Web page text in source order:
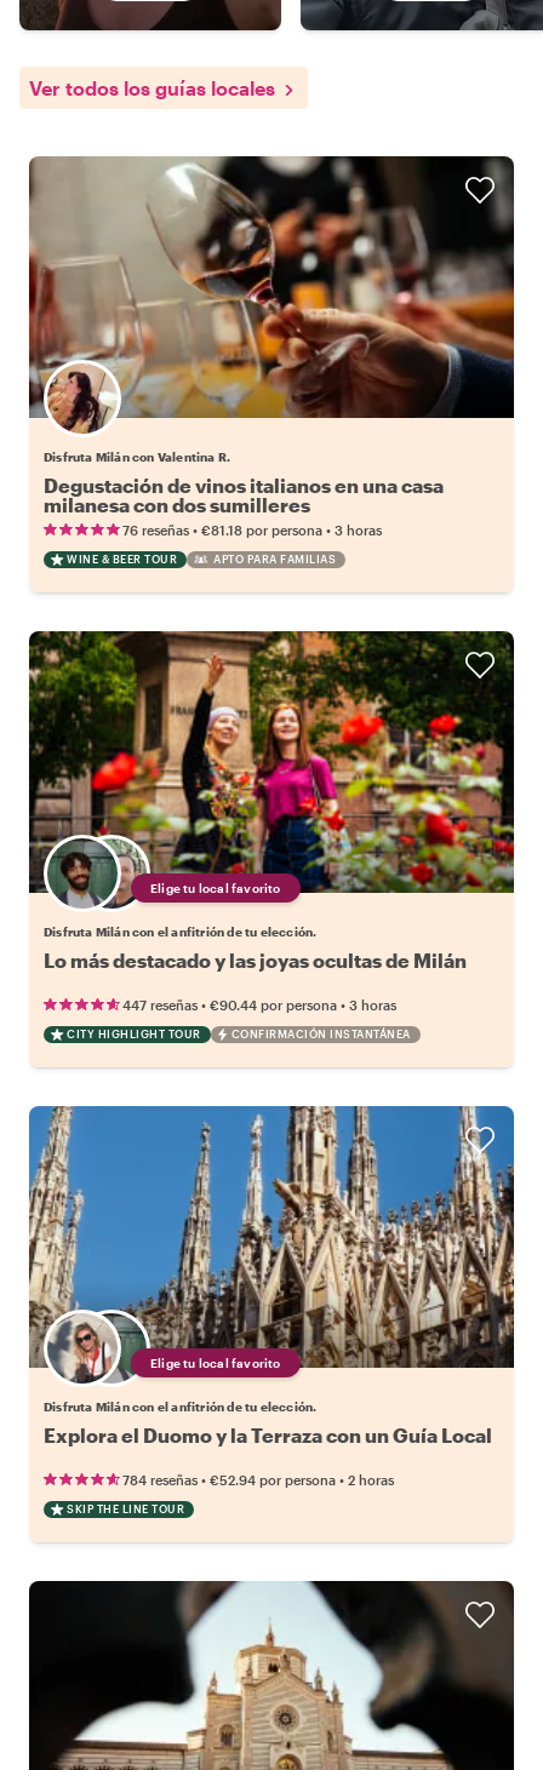
Ver todos los guías locales
Disfruta Milán con Valentina R.
Degustación de vinos italianos en una casa
milanesa con dos sumilleres
76 reseñas • €81.18 por persona • 3 horas
WINE & BEER TOUR APTO PARA FAMILIAS
Elige tu local favorito
Disfruta Milán con el anfitrión de tu elección.
Lo más destacado y las joyas ocultas de Milán
447 reseñas • €90.44 por persona • 3 horas
CITY HIGHLIGHT TOUR CONFIRMACIÓN INSTANTÁNEA
Elige tu local favorito
Disfruta Milán con el anfitrión de tu elección.
Explora el Duomo y la Terraza con un Guía Local
784 reseñas • €52.94 por persona • 2 horas
SKIP THE LINE TOUR